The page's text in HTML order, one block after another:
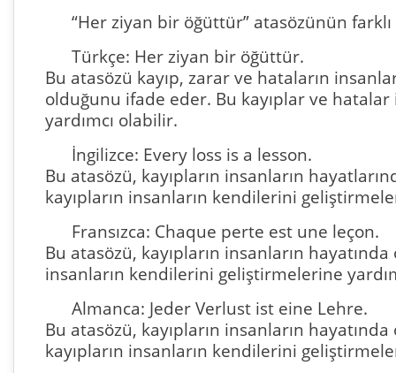
“Her ziyan bir öğüttür” atasözünün
Türkçe: Her ziyan bir öğüttür.
Bu atasözü kayıp, zarar ve hataların
olduğunu ifade eder. Bu kayıplar ve
yardımcı olabilir.
İngilizce: Every loss is a lesson.
Bu atasözü, kayıpların insanların
kayıpların insanların kendilerini
Fransızca: Chaque perte est une leçon.
Bu atasözü, kayıpların insanların
insanların kendilerini geliştirmelerine
Almanca: Jeder Verlust ist eine Lehre.
Bu atasözü, kayıpların insanların
kayıpların insanların kendilerini